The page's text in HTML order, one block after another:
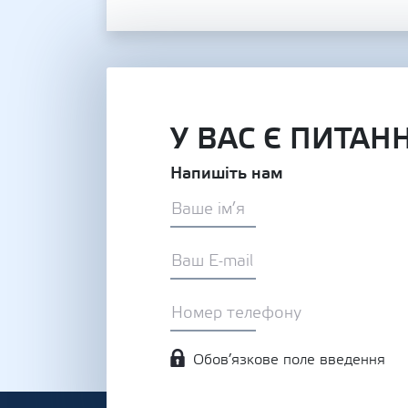
У ВАС Є
Напишіть нам
Обов’язкове поле введення